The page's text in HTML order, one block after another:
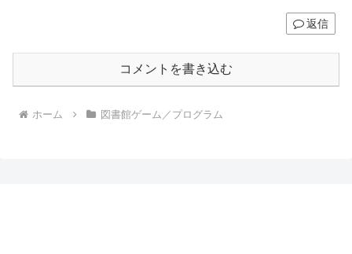
返信
コメントを書き込む
ホーム 図書館ゲーム／プログラム